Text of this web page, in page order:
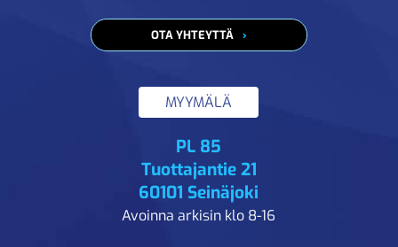
OTA YHTEYTTÄ
MYYMÄLÄ
PL 85
Tuottajantie 21
60101 Seinäjoki
Avoinna arkisin klo 8-16